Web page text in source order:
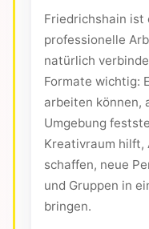
Friedrichshain ist
professionelle
natürlich
Formate wichtig:
arbeiten können,
Umgebung
Kreativraum hilft,
schaffen, neue
und Gruppen in
bringen.